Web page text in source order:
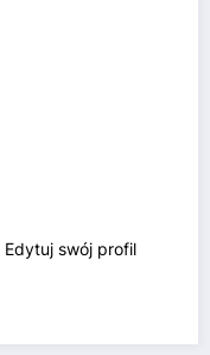
Edytuj swój profil